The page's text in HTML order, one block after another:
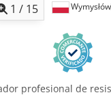
1 / 15 Wymysłów
profesional de